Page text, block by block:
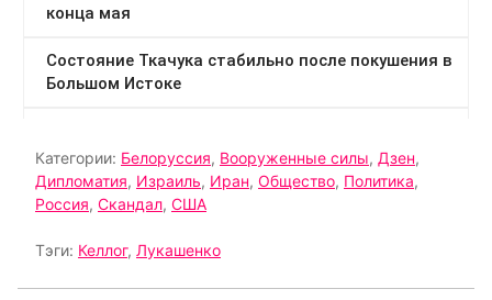
Категории: Белоруссия, Вооруженные силы, Дзен,
Дипломатия, Израиль, Иран, Общество, Политика,
Россия, Скандал, США
Тэги: Келлог, Лукашенко